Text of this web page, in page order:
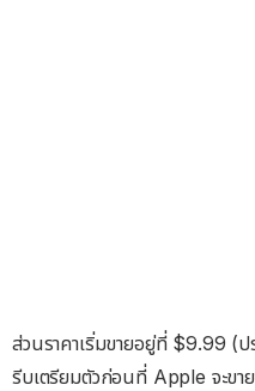
ส่วนราคาเริ่มขายอยู่ที่ $9.99 (
รีบเตรียมตัวก่อนที่ Apple จะขาย